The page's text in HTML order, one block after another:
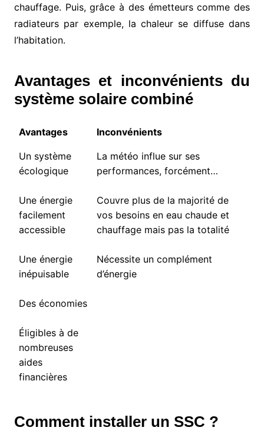
chauffage. Puis, grâce à des émetteurs comme des
radiateurs par exemple, la chaleur se diffuse dans
l’habitation.
Avantages et inconvénients du
système solaire combiné
Avantages Inconvénients
Un système
écologique
Une énergie
facilement
accessible
Une énergie
inépuisable
Des économies
Éligibles à de
nombreuses
aides
financières
La météo influe sur ses
performances, forcément…
Couvre plus de la majorité de
vos besoins en eau chaude et
chauffage mais pas la totalité
Nécessite un complément
d’énergie
Comment installer un SSC ?